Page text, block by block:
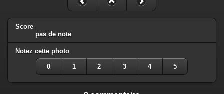
Score
pas de note
Notez cette photo
0 1 2 3 4 5